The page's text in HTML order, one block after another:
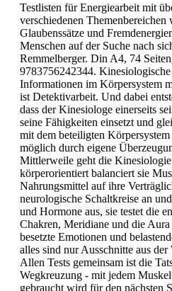
Testlisten für Energiearbeit mit
verschiedenen
Glaubenssätze und
Menschen auf der Suche nach
Remmelberger. Din A4, 74
9783756242344.
Informationen im Körpersystem
ist Detektivarbeit. Und dabei
dass der Kinesiologe einerseits
seine Fähigkeiten einsetzt und
mit dem beteiligten
möglich durch eigene
Mittlerweile geht die
körperorientiert balanciert sie
Nahrungsmittel auf ihre
neurologische Schaltkreise an
und Hormone aus, sie testet die
Chakren, Meridiane und die
besetzte Emotionen und
alles sind nur Ausschnitte aus
Allen Tests gemeinsam ist die
Wegkreuzung - mit jedem
gebraucht wird für den nächsten